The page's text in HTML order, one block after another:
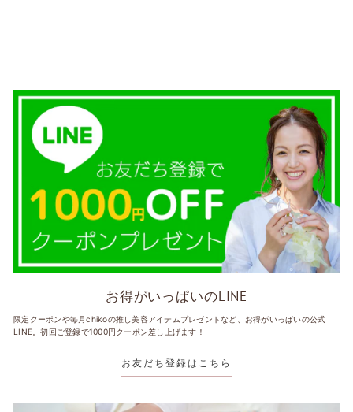
お得がいっぱいのLINE
限定クーポンや毎月chikoの推し美容アイテムプレゼントなど、お得がいっぱいの公式
LINE。初回ご登録で1000円クーポン差し上げます！
お友だち登録はこちら